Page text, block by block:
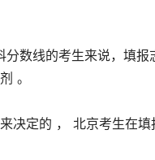
数线的考生来说，填报
。
定的 ， 北京考生在